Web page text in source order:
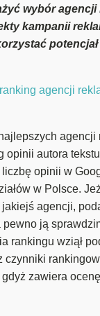
wybór agencji
kampanii
ranking agencji
agencji
opinii autora
liczbę opinii w
w Polsce.
agencji,
pewno ją
rankingu wziął
czynniki
zawiera